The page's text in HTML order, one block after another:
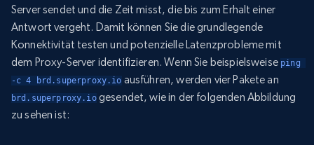
Server sendet und die Zeit misst, die bis zum Erhalt einer
Antwort vergeht. Damit können Sie die grundlegende
Konnektivität testen und potenzielle Latenzprobleme mit
dem Proxy-Server identifizieren. Wenn Sie beispielsweise ping
-c 4 brd.superproxy.io ausführen, werden vier Pakete an
brd.superproxy.iogesendet, wie in der folgenden Abbildung
zu sehen ist: